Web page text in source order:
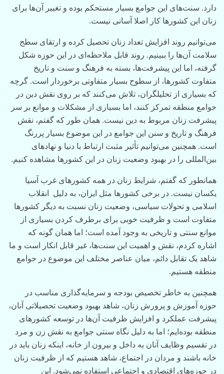
دارد. سنت‌های این جوامع بسیار مستحکم بوده و تغییر‌ آ‌ن‌ها برای
زنان این کشورها کار اصلا آسانی نیست.
می‌توانیم روند افزایش تعداد زنان تحصیل کرده و ارتقای سطح
سلامت‌ آ‌ن‌ها را ببینیم. روند قابل ملاحظه‌ای در این حوزه شکل
گرفته، اما این پیشرفت‌ها، بسته به فرهنگ و سنت و تاریخ
متفاوت کشورها، از سطوح بسیار متفاوتی برخوردار است. گرچه
که بسیاری از تحلیلگران، تلاش می‌کنند که بر روی نقش دین در
جوامع منطقه تمرکز کنند، اما بسیاری از مشکلات و موانع بر سر
پیشرفت زنان مربوط به دین نیست. همان طور که گفتم، نقش
فرهنگ و تاریخ و سنن این جوامع در این موضوع بسیار پررنگ
است. همچنین می‌توانیم ‌تأثیر مثبت ارتباط با دنیا و نهادهای
‌بین‌المللی را در بهبود وضعیت زنان در این کشورها مشاهده کنیم.
همانطور که گفتم، شرایط زنان در همه کشورهای غرب آسیا
یکسان نیست. در برخی کشورها مثل ایران،‌ به دلیل انقلاب
اسلامی و تحولات سیاسی، وضعیت زنان نسبت به دیگر کشورها
متفاوت است و ظرفیت خوبی برای برطرف کردن بسیاری از
موانع سنتی و تاریخی به وجود آمده است؛ اما همان گونه که
اشاره کردم، نقش و اهمیت این سنت‌ها، غیر قابل انکار است و ما
شاهد یک تقابل دائم، میان عناصر مختلف این موضوع در جوامع
منطقه هستیم.
همچنین‌ به خاطر تخصیص بودجه و سرمایه‌گذاری مناسب در
حوزه آموزش و پرورش زنان، شاهد بهبود وضعیت تحصیلاتی آنان،
پیشرفت عملکرد و افزایش ظرفیت‌ آ‌ن‌ها در توسعه کشورهای
منطقه بوده‌ایم؛ اما‌ به دلیل نگاه سنتی جوامع به نقش زن و مرد
در تقسیم وظایف آنان به داخل و بیرون از خانه، اینکه زنان باید در
خانه باشند و مردان در اجتماع، شاهد هستیم که از ظرفیت زنان
در حوزه‌های اقتصادی و اجتماعی استفاده‌ نمی‌شود. این